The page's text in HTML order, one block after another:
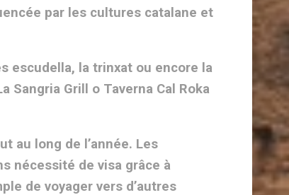
par les cultures catalane et
escudella, la trinxat ou encore la
Sangria Grill o Taverna Cal Roka
au long de l’année. Les
nécessité de visa grâce à
de voyager vers d’autres